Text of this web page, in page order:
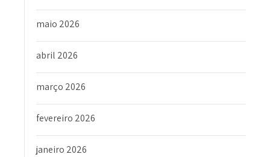
maio 2026
abril 2026
março 2026
fevereiro 2026
janeiro 2026